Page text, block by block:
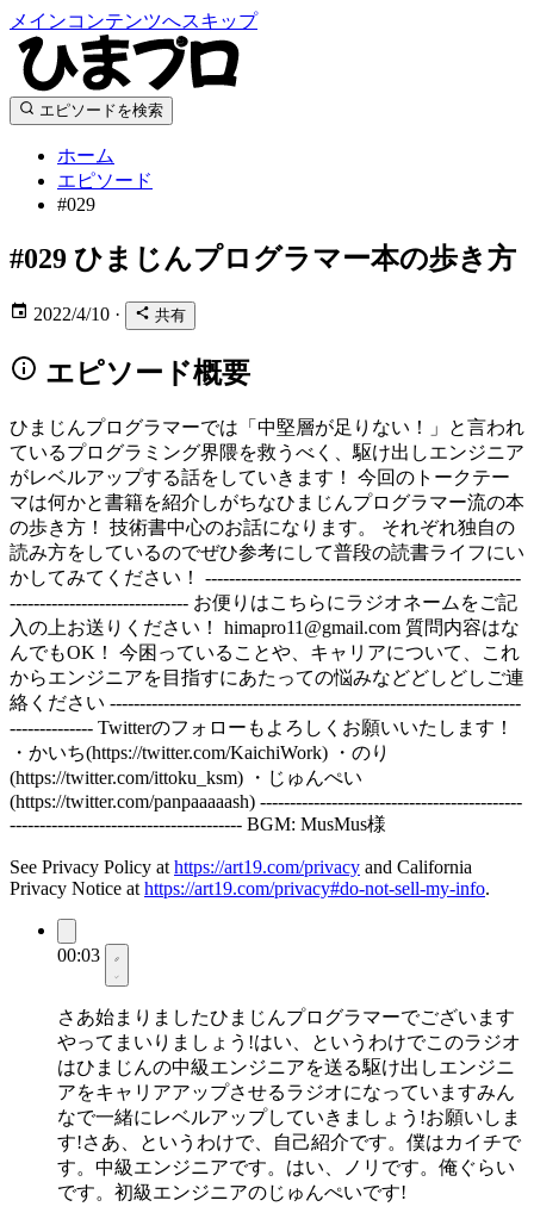
メインコンテンツへスキップ
エピソードを検索
ホーム
エピソード
#029
#029 ひまじんプログラマー本の歩き方
2022/4/10 · 共有
エピソード概要
ひまじんプログラマーでは「中堅層が足りない！」と言われ
ているプログラミング界隈を救うべく、駆け出しエンジニア
がレベルアップする話をしていきます！ 今回のトークテー
マは何かと書籍を紹介しがちなひまじんプログラマー流の本
の歩き方！ 技術書中心のお話になります。 それぞれ独自の
読み方をしているのでぜひ参考にして普段の読書ライフにい
かしてみてください！ -----------------------------------------------------
------------------------------ お便りはこちらにラジオネームをご記
入の上お送りください！ himapro11@gmail.com 質問内容はな
んでもOK！ 今困っていることや、キャリアについて、これ
からエンジニアを目指すにあたっての悩みなどどしどしご連
絡ください ---------------------------------------------------------------------
-------------- Twitterのフォローもよろしくお願いいたします！
・かいち(https://twitter.com/KaichiWork) ・のり
(https://twitter.com/ittoku_ksm) ・じゅんぺい
(https://twitter.com/panpaaaaash) --------------------------------------------
--------------------------------------- BGM: MusMus様
See Privacy Policy at https://art19.com/privacy and California
Privacy Notice at https://art19.com/privacy#do-not-sell-my-info.
00:03
さあ始まりましたひまじんプログラマーでございます
やってまいりましょう!はい、というわけでこのラジオ
はひまじんの中級エンジニアを送る駆け出しエンジニ
アをキャリアアップさせるラジオになっていますみん
なで一緒にレベルアップしていきましょう!お願いしま
す!さあ、というわけで、自己紹介です。僕はカイチで
す。中級エンジニアです。はい、ノリです。俺ぐらい
です。初級エンジニアのじゅんぺいです!